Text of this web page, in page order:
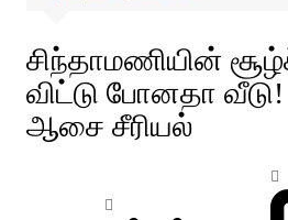
சிந்தாமணியின்
விட்டு போனதா வீடு!
ஆசை சீரியல்